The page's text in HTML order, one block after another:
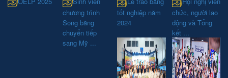
chương trình
Song bằng
chuyển tiếp
sang Mỹ ...
tốt nghiệp năm
2024
chức, người lao
động và Tổng
kết ...